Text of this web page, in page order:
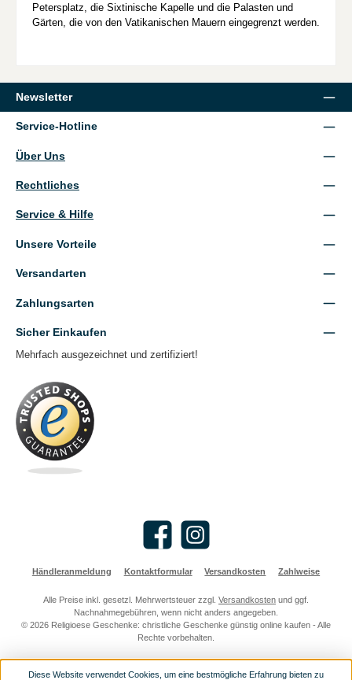
Petersplatz, die Sixtinische Kapelle und die Palasten und
Gärten, die von den Vatikanischen Mauern eingegrenzt werden.
Newsletter
Service-Hotline
Über Uns
Rechtliches
Service & Hilfe
Unsere Vorteile
Versandarten
Zahlungsarten
Sicher Einkaufen
Mehrfach ausgezeichnet und zertifiziert!
Facebook Instagram
Händleranmeldung Kontaktformular Versandkosten Zahlweise
Alle Preise inkl. gesetzl. Mehrwertsteuer zzgl. Versandkosten und ggf.
Nachnahmegebühren, wenn nicht anders angegeben.
© 2026 Religioese Geschenke: christliche Geschenke günstig online kaufen - Alle
Rechte vorbehalten.
Diese Website verwendet Cookies, um eine bestmögliche Erfahrung bieten zu